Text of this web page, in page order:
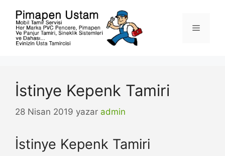
Menü
İstinye Kepenk Tamiri
28 Nisan 2019 yazar admin
İstinye Kepenk Tamiri